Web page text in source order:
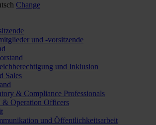
Change
und -vorsitzende
und Inklusion
Sales
& Compliance Professionals
& Operation Officers
und Öffentlichkeitsarbeit